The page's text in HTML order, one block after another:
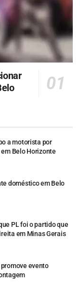
a motorista por
Belo Horizonte
doméstico em Belo
PL foi o partido que
em Minas Gerais
evento